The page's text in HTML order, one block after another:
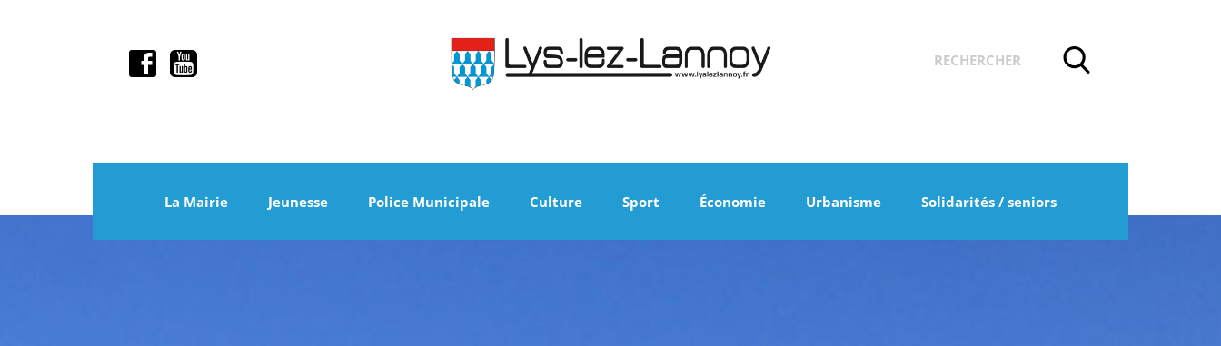
La Mairie Jeunesse Police Municipale Culture Sport Économie Urbanisme Solidarités / seniors